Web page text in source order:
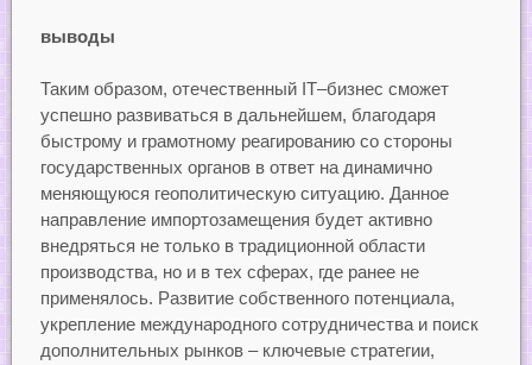
выводы
Таким образом, отечественный IТ–бизнес сможет
успешно развиваться в дальнейшем, благодаря
быстрому и грамотному реагированию со стороны
государственных органов в ответ на динамично
меняющуюся геополитическую ситуацию. Данное
направление импортозамещения будет активно
внедряться не только в традиционной области
производства, но и в тех сферах, где ранее не
применялось. Развитие собственного потенциала,
укрепление международного сотрудничества и поиск
дополнительных рынков – ключевые стратегии,